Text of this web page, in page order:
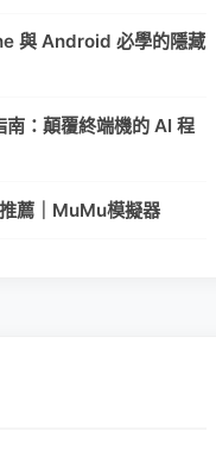
與 Android 必學的隱藏
：顛覆終端機的 AI 程
薦｜MuMu模擬器